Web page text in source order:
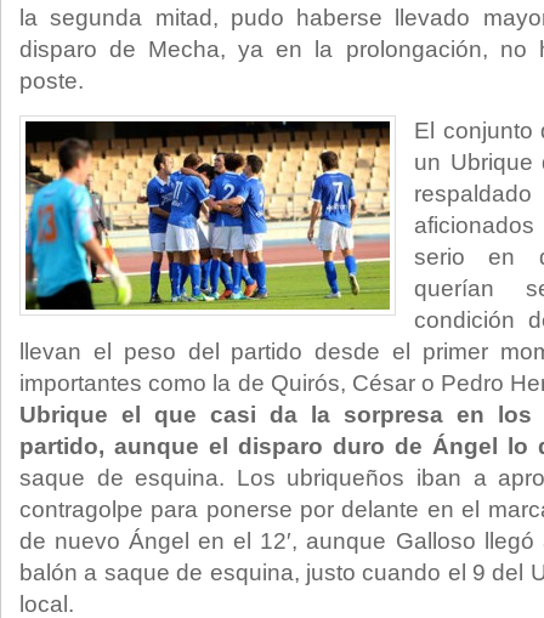
la segunda mitad, pudo haberse llevado
disparo de Mecha, ya en la prolongación, no
poste.
El conjunto
un Ubrique
serio en
querían
condición
llevan el peso del partido desde el primer
importantes como la de Quirós, César o Pedro
Ubrique el que casi da la sorpresa en los
partido, aunque el disparo duro de Ángel lo
saque de esquina. Los ubriqueños iban a
contragolpe para ponerse por delante en el
de nuevo Ángel en el 12′, aunque Galloso
balón a saque de esquina, justo cuando el 9 del
local.